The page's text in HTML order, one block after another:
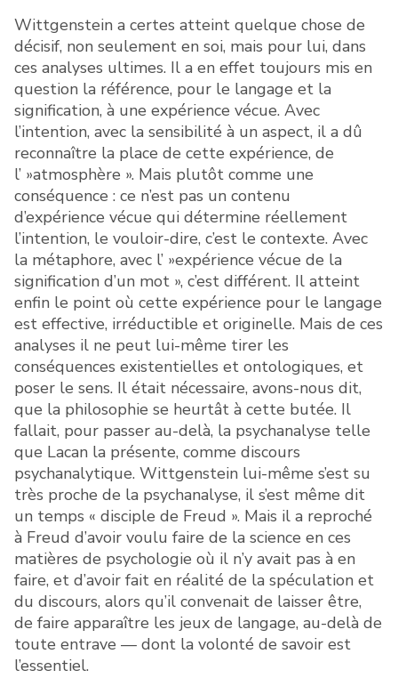
Wittgenstein a certes atteint quelque chose de
décisif, non seulement en soi, mais pour lui, dans
ces analyses ultimes. Il a en effet toujours mis en
question la référence, pour le langage et la
signification, à une expérience vécue. Avec
l’intention, avec la sensibilité à un aspect, il a dû
reconnaître la place de cette expérience, de
l’ »atmosphère ». Mais plutôt comme une
conséquence : ce n’est pas un contenu
d’expérience vécue qui détermine réellement
l’intention, le vouloir-dire, c’est le contexte. Avec
la métaphore, avec l’ »expérience vécue de la
signification d’un mot », c’est différent. Il atteint
enfin le point où cette expérience pour le langage
est effective, irréductible et originelle. Mais de ces
analyses il ne peut lui-même tirer les
conséquences existentielles et ontologiques, et
poser le sens. Il était nécessaire, avons-nous dit,
que la philosophie se heurtât à cette butée. Il
fallait, pour passer au-delà, la psychanalyse telle
que Lacan la présente, comme discours
psychanalytique. Wittgenstein lui-même s’est su
très proche de la psychanalyse, il s’est même dit
un temps « disciple de Freud ». Mais il a reproché
à Freud d’avoir voulu faire de la science en ces
matières de psychologie où il n’y avait pas à en
faire, et d’avoir fait en réalité de la spéculation et
du discours, alors qu’il convenait de laisser être,
de faire apparaître les jeux de langage, au-delà de
toute entrave — dont la volonté de savoir est
l’essentiel.